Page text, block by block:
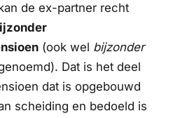
de ex-partner recht
(ook wel bijzonder
Dat is het deel
dat is opgebouwd
scheiding en bedoeld is